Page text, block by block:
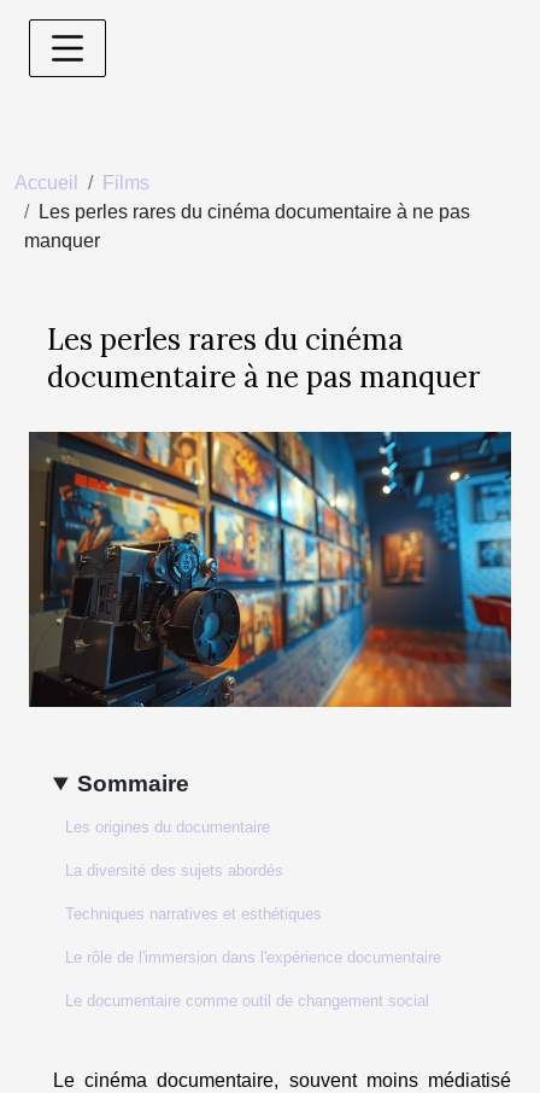
Accueil
Films
Les perles rares du cinéma documentaire à ne pas
manquer
Les perles rares du cinéma
documentaire à ne pas manquer
Sommaire
Les origines du documentaire
La diversité des sujets abordés
Techniques narratives et esthétiques
Le rôle de l'immersion dans l'expérience documentaire
Le documentaire comme outil de changement social
Le cinéma documentaire, souvent moins médiatisé